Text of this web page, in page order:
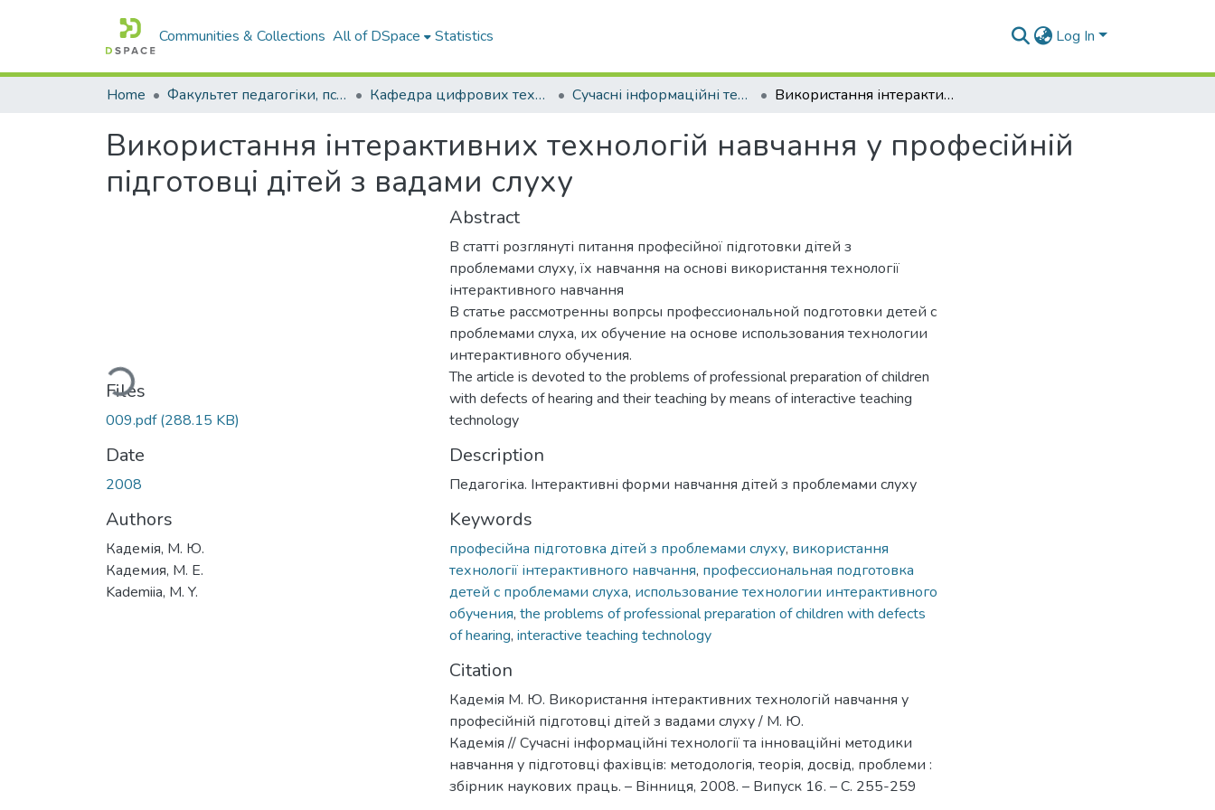
Communities & Collections All of DSpace Statistics Log In
Home Факультет педагогіки, психології і професійної освіти Кафедра цифрових технологій і професійної освіти Сучасні інформаційні технології та інноваційні методики навчання у підготовці фахівців: методологія, теорія, досвід, проблеми : збірник наукових праць Використання інтерактивних технологій навчання у професійній підготовці дітей з вадами слуху
Використання інтерактивних технологій навчання у професійній
підготовці дітей з вадами слуху
Loading...
Files
009.pdf(288.15 KB)
Date
2008
Authors
Кадемія, М. Ю.
Кадемия, М. Е.
Kademiia, M. Y.
Abstract
В статті розглянуті питання професійної підготовки дітей з
проблемами слуху, їх навчання на основі використання технології
інтерактивного навчання
В статье рассмотренны вопрсы профессиональной подготовки детей с
проблемами слуха, их обучение на основе использования технологии
интерактивного обучения.
The article is devoted to the problems of professional preparation of children
with defects of hearing and their teaching by means of interactive teaching
technology
Description
Педагогіка. Інтерактивні форми навчання дітей з проблемами слуху
Keywords
професійна підготовка дітей з проблемами слуху, використання
технології інтерактивного навчання, профессиональная подготовка
детей с проблемами слуха, использование технологии интерактивного
обучения, the problems of professional preparation of children with defects
of hearing, interactive teaching technology
Citation
Кадемія М. Ю. Використання інтерактивних технологій навчання у
професійній підготовці дітей з вадами слуху / М. Ю.
Кадемія // Сучасні інформаційні технології та інноваційні методики
навчання у підготовці фахівців: методологія, теорія, досвід, проблеми :
збірник наукових праць. – Вінниця, 2008. – Випуск 16. – С. 255-259